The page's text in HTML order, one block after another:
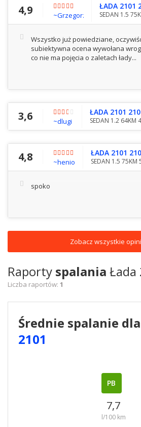
4,9 ~Grzegorz
ŁADA 2101
SEDAN 1.5
Wszystko już powiedziane,
subiektywna ocena wywołana
co nie ma pojęcia o zaletach łady...
3,6 ~dlugi
ŁADA 2101
SEDAN 1.2 64KM
4,8 ~henio
ŁADA 2101
SEDAN 1.5 75KM
spoko
Zobacz wszystkie
Raporty spalania Łada
Liczba raportów: 1
Średnie spalanie dla
2101
PB
7,7
l/100 km